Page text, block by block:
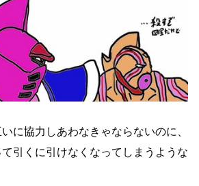
に協力しあわなきゃならないのに、
引くに引けなくなってしまうような